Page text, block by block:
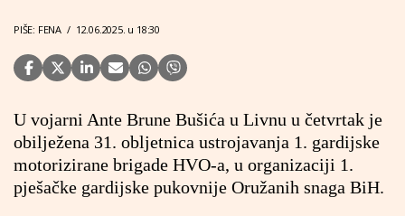
PIŠE: FENA / 12.06.2025. u 18:30
U vojarni Ante Brune Bušića u Livnu u četvrtak je
obilježena 31. obljetnica ustrojavanja 1. gardijske
motorizirane brigade HVO-a, u organizaciji 1.
pješačke gardijske pukovnije Oružanih snaga BiH.